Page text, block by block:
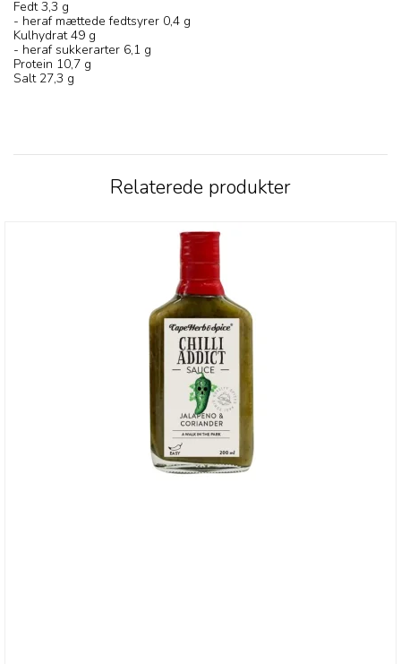
Fedt 3,3 g
- heraf mættede fedtsyrer 0,4 g
Kulhydrat 49 g
- heraf sukkerarter 6,1 g
Protein 10,7 g
Salt 27,3 g
Relaterede produkter